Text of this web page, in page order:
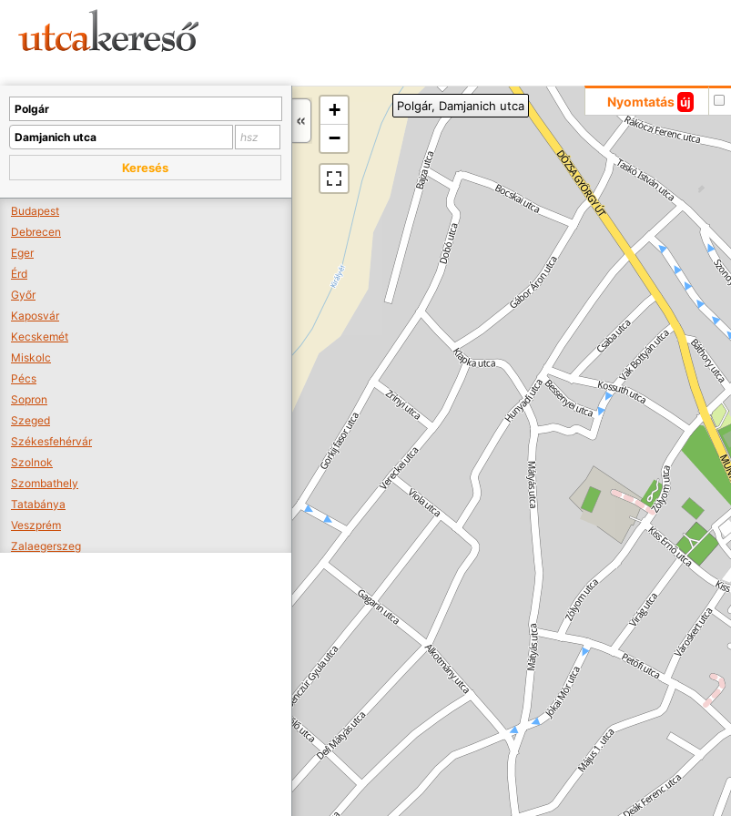
+
−
Nyomtatás új
Polgár, Damjanich utca
Keresés
Budapest
Debrecen
Eger
Érd
Győr
Kaposvár
Kecskemét
Miskolc
Pécs
Sopron
Szeged
Székesfehérvár
Szolnok
Szombathely
Tatabánya
Veszprém
Zalaegerszeg
A térképet kicsinyíteni kell, hogy látszódjanak a boltok.
Boltok látszódjanak >>